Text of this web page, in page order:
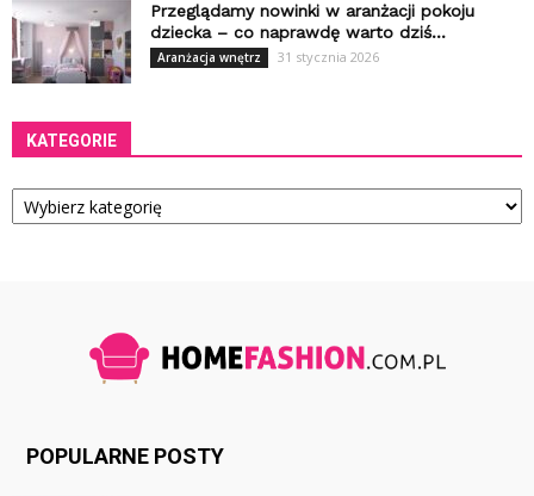
Przeglądamy nowinki w aranżacji pokoju
dziecka – co naprawdę warto dziś...
Aranżacja wnętrz 31 stycznia 2026
KATEGORIE
Kategorie
POPULARNE POSTY